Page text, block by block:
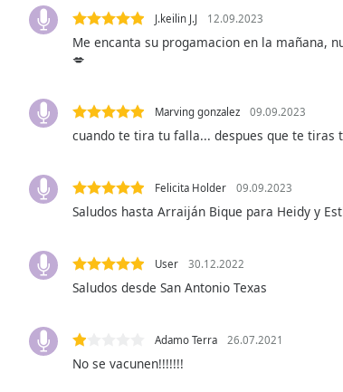
Subtitles
subtitles
opens
subtitles
settings
subtitles
off,
selected
Audio
Track
Picture
Fullscreen
J.keilin J.J 12.09.2023
Me encanta su progamacion en la mañana,
💋
Marving gonzalez 09.09.2023
cuando te tira tu falla... despues que te tiras
Felicita Holder 09.09.2023
Saludos hasta Arraiján Bique para Heidy y
User 30.12.2022
Saludos desde San Antonio Texas
Adamo Terra 26.07.2021
No se vacunen!!!!!!!